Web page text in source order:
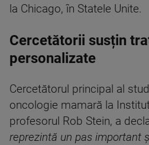
la Chicago, în Statele Unite.
Cercetătorii susțin
personalizate
Cercetătorul principal al
oncologie mamară la
profesorul Rob Stein, a
reprezintă un pas important